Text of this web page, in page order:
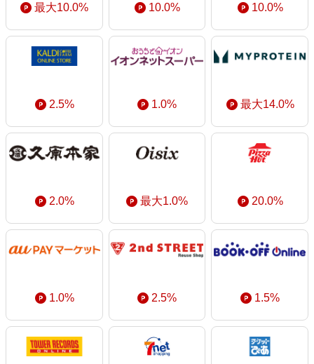
最大10.0% 10.0% 10.0%
2.5% 1.0% 最大14.0%
2.0% 最大1.0% 20.0%
1.0% 2.5% 1.5%